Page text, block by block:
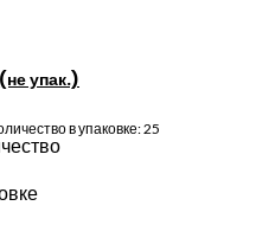
упак.)
в упаковке: 25